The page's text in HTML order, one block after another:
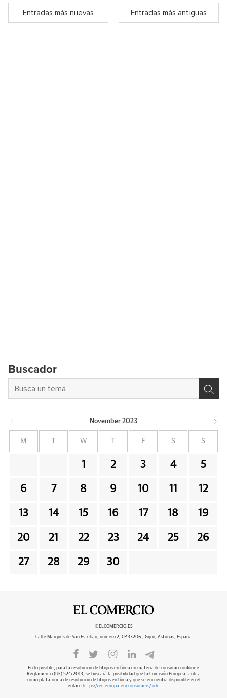
Entradas más nuevas Entradas más antiguas
Buscador
November 2023
M W F S S
1 2 3 4 5
6 7 8 9 10 11 12
13 14 15 16 17 18 19
20 21 22 23 24 25 26
27 28 29 30
©ELCOMERCIO.ES
Calle Marqués de San Esteban, número 2, CP 33206 , Gijón, Asturias, España
En lo posible, para la resolución de litigios en línea en materia de consumo conforme
Reglamento (UE) 524/2013, se buscará la posibilidad que la Comisión Europea facilita
como plataforma de resolución de litigios en línea y que se encuentra disponible en el
enlace https://ec.europa.eu/consumers/odr.